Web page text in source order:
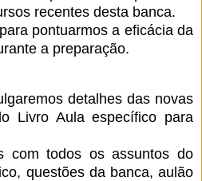
recentes desta banca.
pontuarmos a eficácia da
a preparação.
detalhes das novas
Livro Aula específico para
com todos os assuntos do
questões da banca, aulão